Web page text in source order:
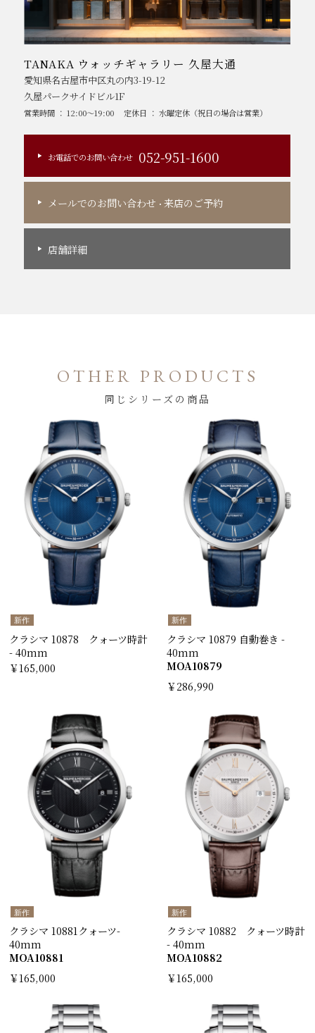
TANAKA ウォッチギャラリー 久屋大通
愛知県名古屋市中区丸の内3-19-12
久屋パークサイドビル1F
営業時間 ： 12:00～19:00 定休日 ： 水曜定休（祝日の場合は営業）
お電話でのお問い合わせ 052-951-1600
メールでのお問い合わせ ・来店のご予約
店舗詳細
OTHER PRODUCTS
同じシリーズの商品
新作
クラシマ 10878 クォーツ時計
- 40mm
￥165,000
新作
クラシマ 10879 自動巻き -
40mm
MOA10879
￥286,990
新作
クラシマ 10881クォーツ-
40mm
MOA10881
￥165,000
新作
クラシマ 10882 クォーツ時計
- 40mm
MOA10882
￥165,000